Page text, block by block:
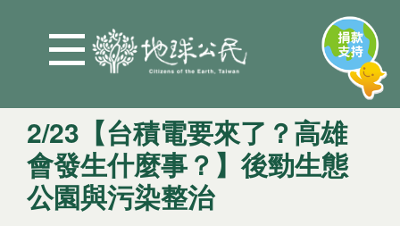
2/23【台積電要來了？高雄
會發生什麼事？】後勁生態
公園與污染整治